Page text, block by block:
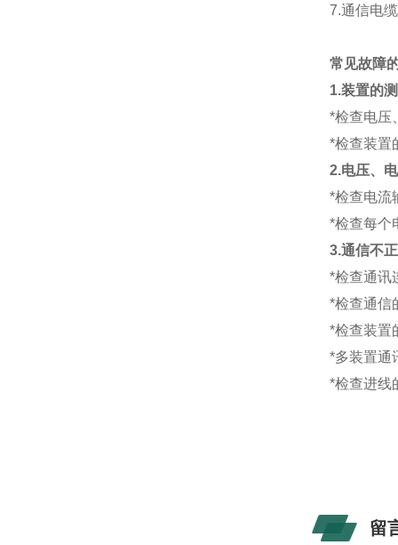
7.通信电
常见故障
1.装置的
*检查电压
*检查装置
2.电压、
*检查电流
*检查每个
3.通信不
*检查通讯
*检查通信
*检查装置
*多装置通
*检查进线
留